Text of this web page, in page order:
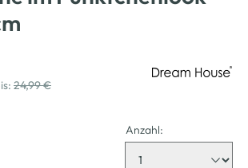
24,99 €
Anzahl: